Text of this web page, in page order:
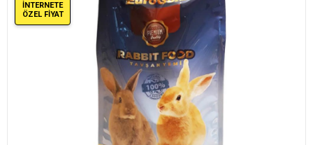
İNTERNETE
ÖZEL FİYAT